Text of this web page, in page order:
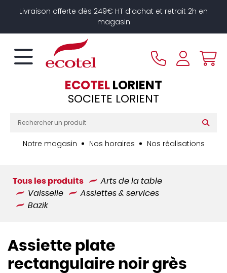
Livraison offerte dès 249€ HT d’achat et retrait 2h en
magasin
ECOTELLORIENT
SOCIETE LORIENT
Notre magasin Nos horaires Nos réalisations
Tous les produits
Arts de la table
Vaisselle
Assiettes & services
Bazik
Assiette plate
rectangulaire noir grès
Panneau de gestion des cookies